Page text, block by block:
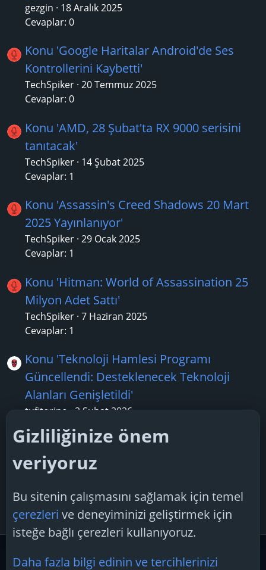
gezgin
18 Aralık 2025
Cevaplar: 0
Konu 'Google Haritalar Android'de Ses
Kontrollerini Kaybetti'
TechSpiker 20 Temmuz 2025
Cevaplar: 0
Konu 'AMD, 28 Şubat'ta RX 9000 serisini
tanıtacak'
TechSpiker 14 Şubat 2025
Cevaplar: 1
Konu 'Assassin's Creed Shadows 20 Mart
2025 Yayınlanıyor'
TechSpiker 29 Ocak 2025
Cevaplar: 1
Konu 'Hitman: World of Assassination 25
Milyon Adet Sattı'
TechSpiker 7 Haziran 2025
Cevaplar: 1
Konu 'Teknoloji Hamlesi Programı
Güncellendi: Desteklenecek Teknoloji
Alanları Genişletildi'
tufitorino 2 Şubat 2026
Konu 'Apple, en son iOS 18.3 beta
sürümündeki haberler için bildirim
özetlerini duraklatıyor'
17 Ocak 2025
Cevaplar: 3
Güvenlik Merkezi ve Teknoloji Gündemi Teknoloji
Gizliliğinize önem
veriyoruz
Bu sitenin çalışmasını sağlamak için temel
çerezleri ve deneyiminizi geliştirmek için
isteğe bağlı çerezleri kullanıyoruz.
Daha fazla bilgi edinin ve tercihlerinizi